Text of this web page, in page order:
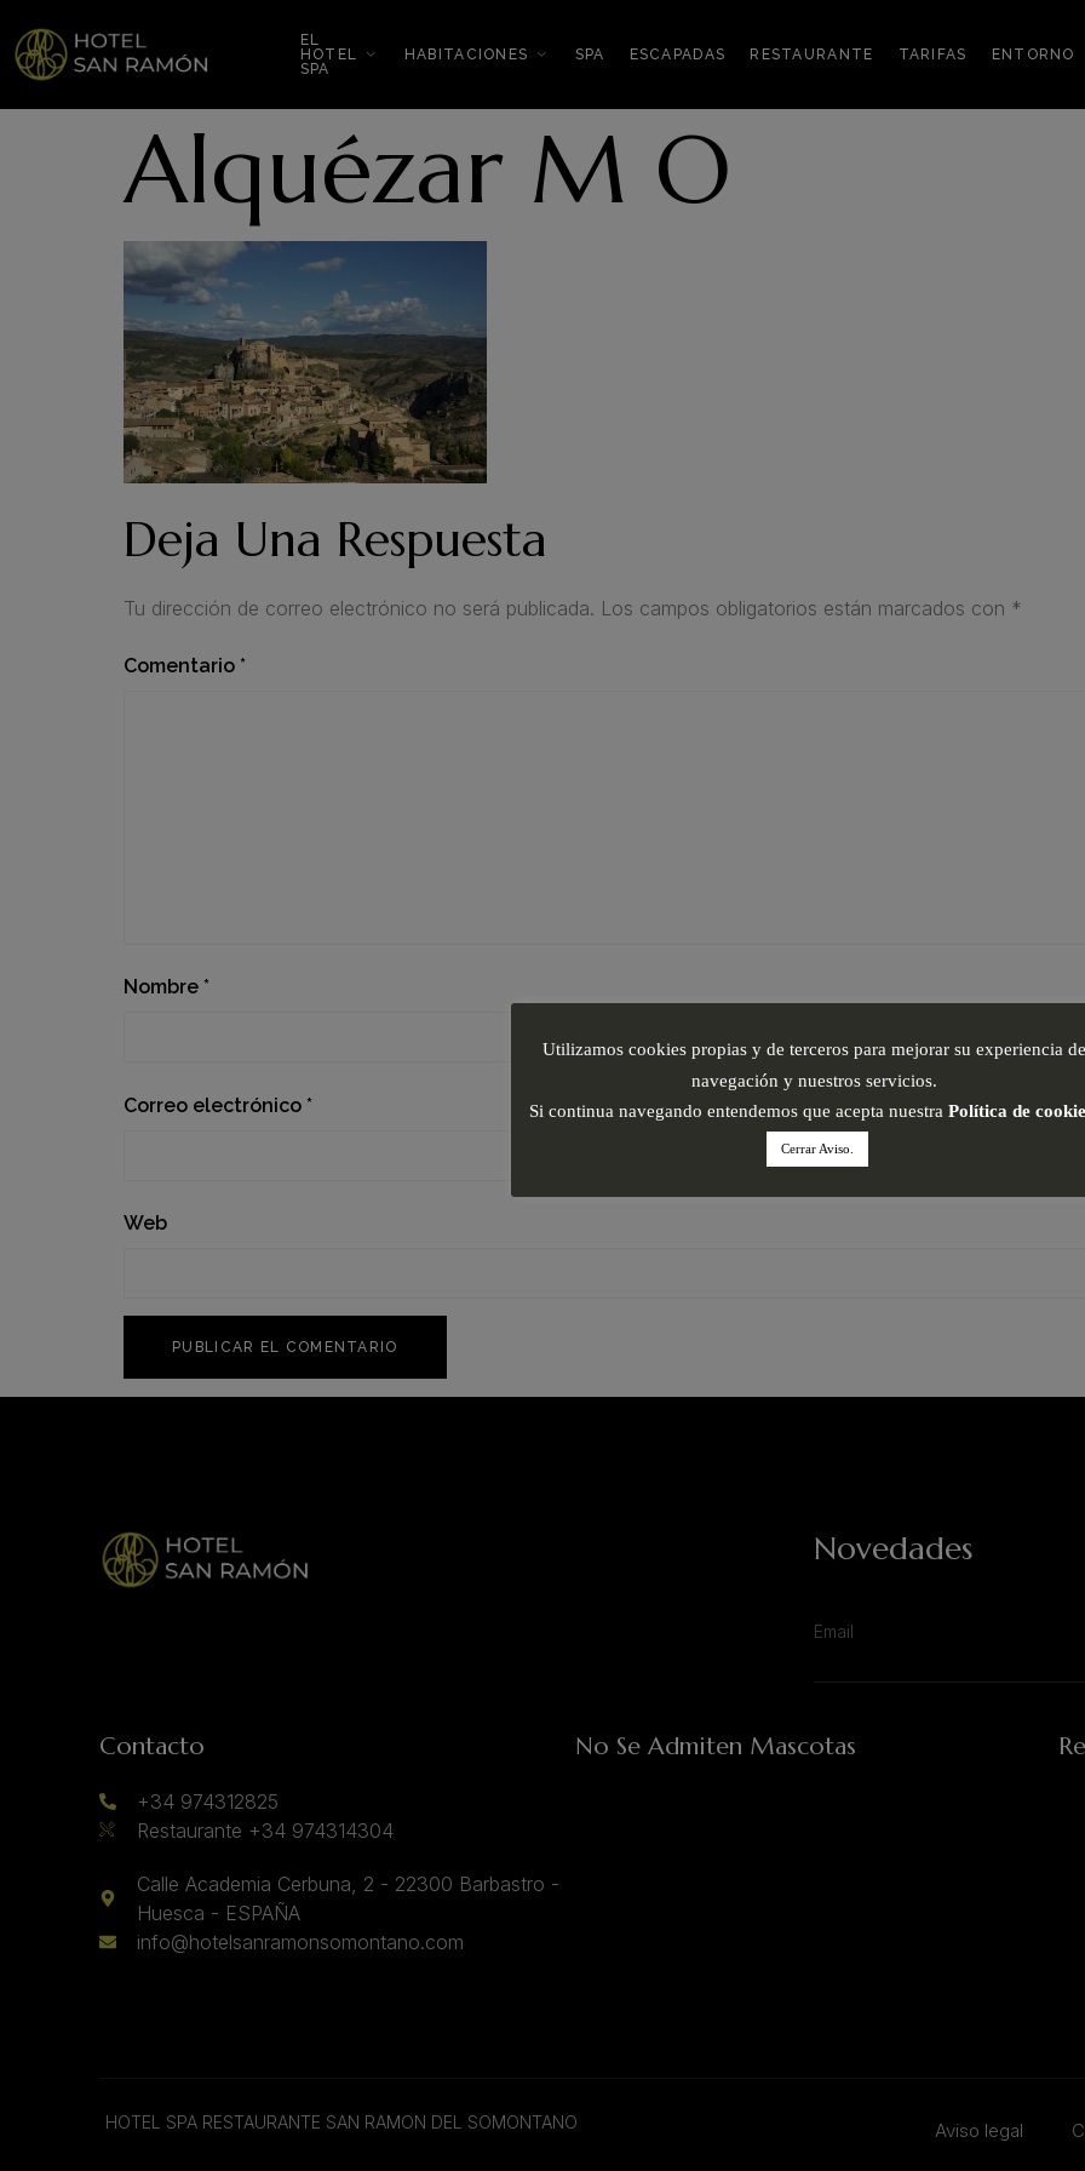
EL
HOTEL
SPA
HABITACIONES SPA ESCAPADAS RESTAURANTE TARIFAS ENTORNO
Alquézar M O
Deja Una Respuesta
Tu dirección de correo electrónico no será publicada. Los campos obligatorios están marcados con *
Comentario *
Nombre *
Correo electrónico *
Web
Novedades
Contacto
+34 974312825
Restaurante +34 974314304
Calle Academia Cerbuna, 2 - 22300 Barbastro -
Huesca - ESPAÑA
info@hotelsanramonsomontano.com
No Se Admiten Mascotas
HOTEL SPA RESTAURANTE SAN RAMON DEL SOMONTANO Aviso legal
Utilizamos cookies propias y de terceros para mejorar su experiencia de
navegación y nuestros servicios.
Si continua navegando entendemos que acepta nuestra Política de
Cerrar Aviso.